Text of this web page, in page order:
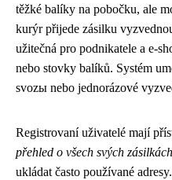
těžké balíky na pobočku, ale
kurýr přijede zásilku
užitečná pro podnikatele a e-
nebo stovky balíků. Systém
svozы nebo jednorázové
Registrovaní uživatelé mají
přehled o všech svých zásilkách
ukládat často používané